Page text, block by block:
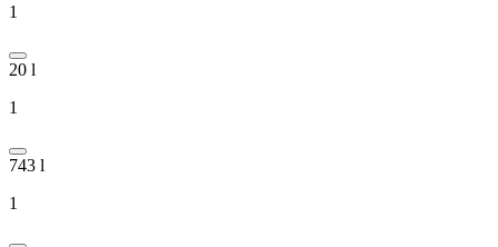
1
20 l
1
743 l
1